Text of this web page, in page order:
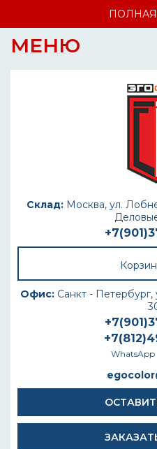
МЕНЮ
Склад:Москва, ул.
Офис: Санкт -
WhatsApp